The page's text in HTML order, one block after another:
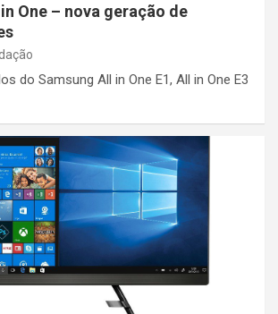
One – nova geração de
do Samsung All in One E1, All in One E3